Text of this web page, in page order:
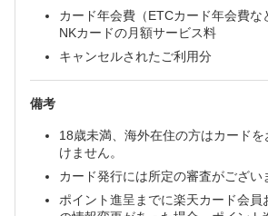
カード年会費（ETCカード年会費な
NKカードの月額サービス料
キャンセルされたご利用分
備考
18歳未満、海外在住の方はカード
けません。
カード発行には所定の審査がござい
ポイント進呈までに楽天カード会員